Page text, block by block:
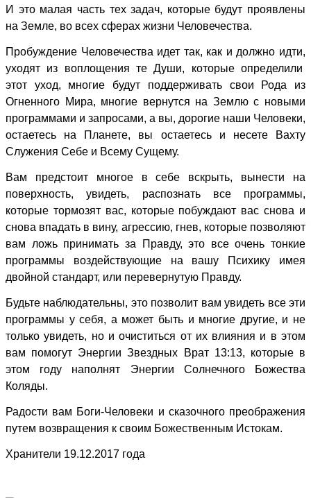
И это малая часть тех задач, которые будут проявлены
на Земле, во всех сферах жизни Человечества.
Пробуждение Человечества идет так, как и должно идти,
уходят из воплощения те Души, которые определили
этот уход, многие будут поддерживать свои Рода из
Огненного Мира, многие вернутся на Землю с новыми
программами и запросами, а вы, дорогие наши Человеки,
остаетесь на Планете, вы остаетесь и несете Вахту
Служения Себе и Всему Сущему.
Вам предстоит многое в себе вскрыть, вынести на
поверхность, увидеть, распознать все программы,
которые тормозят вас, которые побуждают вас снова и
снова впадать в вину, агрессию, гнев, которые позволяют
вам ложь принимать за Правду, это все очень тонкие
программы воздействующие на вашу Психику имея
двойной стандарт, или перевернутую Правду.
Будьте наблюдательны, это позволит вам увидеть все эти
программы у себя, а может быть и многие другие, и не
только увидеть, но и очиститься от их влияния и в этом
вам помогут Энергии Звездных Врат 13:13, которые в
этом году наполнят Энергии Солнечного Божества
Коляды.
Радости вам Боги-Человеки и сказочного преображения
путем возвращения к своим Божественным Истокам.
Хранители 19.12.2017 года